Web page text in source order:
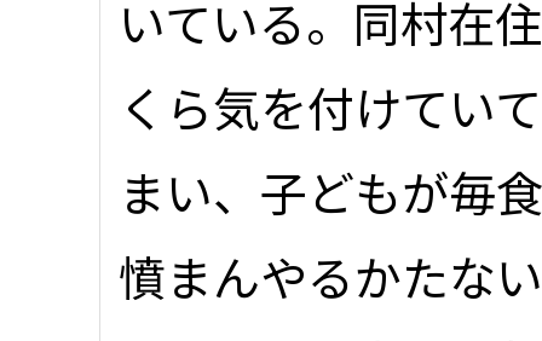
いている。同村在
くら気を付けてい
まい、子どもが毎
憤まんやるかたな